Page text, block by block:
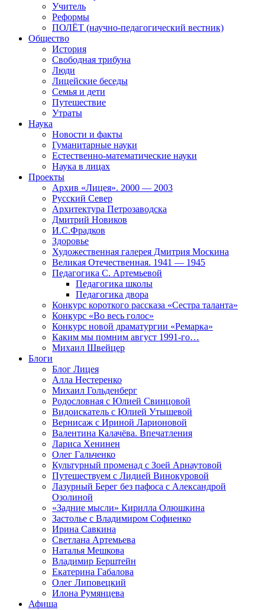
Учитель
Реформы
ПОЛЁТ (научно-педагогический вестник)
Общество
История
Свободная трибуна
Люди
Лицейские беседы
Семья и дети
Путешествие
Утраты
Наука
Новости и факты
Гуманитарные науки
Естественно-математические науки
Наука в лицах
Проекты
Архив «Лицея». 2000 — 2003
Русский Север
Архитектура Петрозаводска
Дмитрий Новиков
И.С.Фрадков
Здоровье
Художественная галерея Дмитрия Москина
Великая Отечественная. 1941 — 1945
Педагогика С. Артемьевой
Педагогика школы
Педагогика двора
Конкурс короткого рассказа «Сестра таланта»
Конкурс «Во весь голос»
Конкурс новой драматургии «Ремарка»
Каким мы помним август 1991-го…
Михаил Швейцер
Блоги
Блог Лицея
Алла Нестеренко
Михаил Гольденберг
Родословная с Юлией Свинцовой
Видоискатель с Юлией Утышевой
Вернисаж с Ириной Ларионовой
Валентина Калачёва. Впечатления
Лариса Хенинен
Олег Гальченко
Культурный променад с Зоей Арнаутовой
Путешествуем с Лидией Винокуровой
Лазурный Берег без пафоса с Александрой
Озолиной
«Задние мысли» Кирилла Олюшкина
Застолье с Владимиром Софиенко
Ирина Савкина
Светлана Артемьева
Наталья Мешкова
Владимир Берштейн
Екатерина Габалова
Олег Липовецкий
Илона Румянцева
Афиша